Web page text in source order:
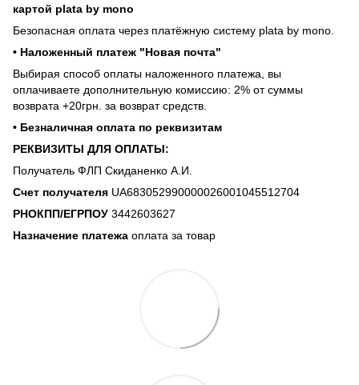
картой plata by mono
Безопасная оплата через платёжную систему plata by mono.
• Наложенный платеж "Новая почта"
Выбирая способ оплаты наложенного платежа, вы
оплачиваете дополнительную комиссию: 2% от суммы
возврата +20грн. за возврат средств.
• Безналичная оплата по реквизитам
РЕКВИЗИТЫ ДЛЯ ОПЛАТЫ:
Получатель ФЛП Скиданенко А.И.
Счет получателя UA683052990000026001045512704
РНОКПП/ЕГРПОУ 3442603627
Назначение платежа оплата за товар